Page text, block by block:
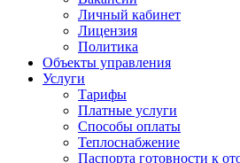
Личный кабинет
Лицензия
Политика
Объекты управления
Услуги
Тарифы
Платные услуги
Способы оплаты
Теплоснабжение
Паспорта готовности к